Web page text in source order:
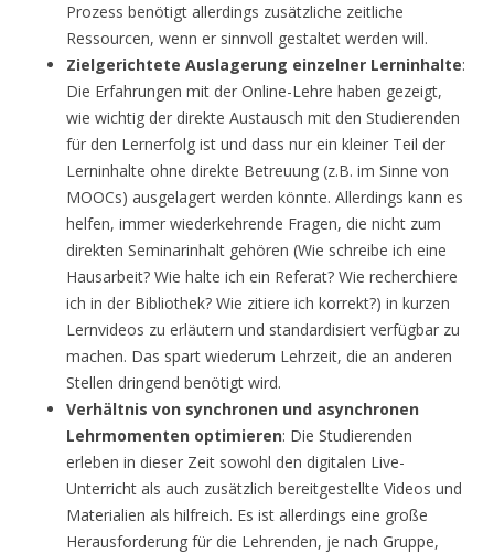
Prozess benötigt allerdings zusätzliche zeitliche
Ressourcen, wenn er sinnvoll gestaltet werden will.
Zielgerichtete Auslagerung einzelner Lerninhalte:
Die Erfahrungen mit der Online-Lehre haben gezeigt,
wie wichtig der direkte Austausch mit den Studierenden
für den Lernerfolg ist und dass nur ein kleiner Teil der
Lerninhalte ohne direkte Betreuung (z.B. im Sinne von
MOOCs) ausgelagert werden könnte. Allerdings kann es
helfen, immer wiederkehrende Fragen, die nicht zum
direkten Seminarinhalt gehören (Wie schreibe ich eine
Hausarbeit? Wie halte ich ein Referat? Wie recherchiere
ich in der Bibliothek? Wie zitiere ich korrekt?) in kurzen
Lernvideos zu erläutern und standardisiert verfügbar zu
machen. Das spart wiederum Lehrzeit, die an anderen
Stellen dringend benötigt wird.
Verhältnis von synchronen und asynchronen
Lehrmomenten optimieren: Die Studierenden
erleben in dieser Zeit sowohl den digitalen Live-
Unterricht als auch zusätzlich bereitgestellte Videos und
Materialien als hilfreich. Es ist allerdings eine große
Herausforderung für die Lehrenden, je nach Gruppe,